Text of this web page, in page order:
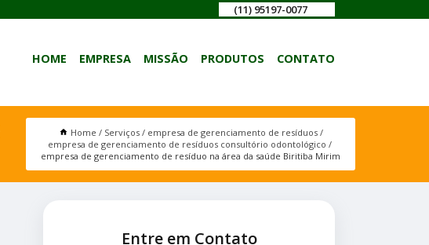
(11) 95197-0077
HOME EMPRESA MISSÃO PRODUTOS CONTATO
Home Serviços
empresa de gerenciamento de resíduos
empresa de gerenciamento de resíduos consultório odontológico
empresa de gerenciamento de resíduo na área da saúde Biritiba Mirim
Entre em Contato